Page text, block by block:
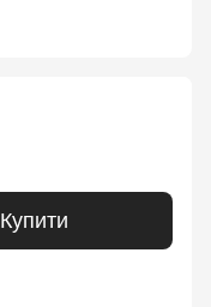
Купити